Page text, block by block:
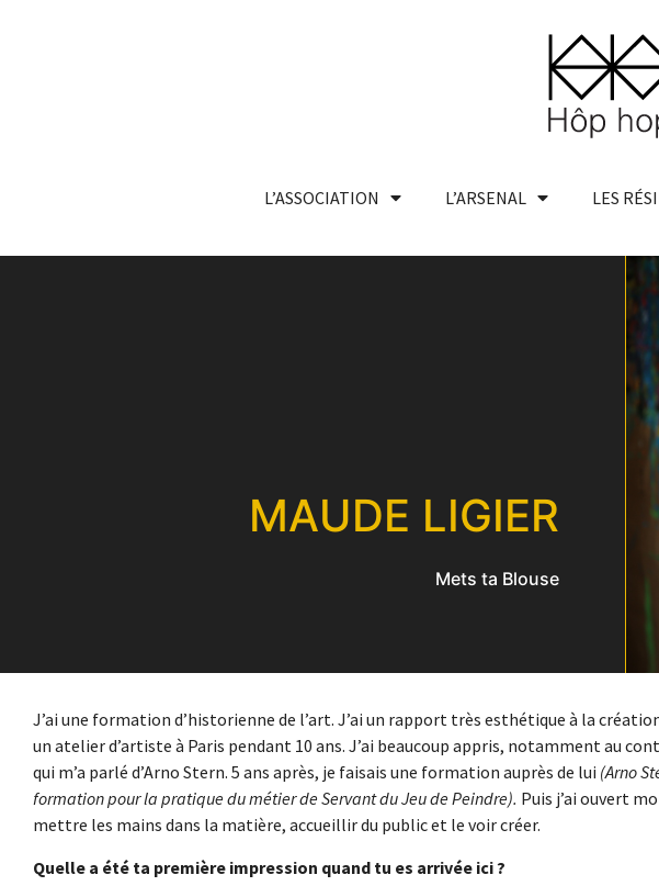
L’ASSOCIATION L’ARSENAL LES
MAUDE LIGIER
Mets ta Blouse
J’ai une formation d’historienne de l’art. J’ai un rapport très esthétique à la
un atelier d’artiste à Paris pendant 10 ans. J’ai beaucoup appris, notamment au
qui m’a parlé d’Arno Stern. 5 ans après, je faisais une formation auprès de lui (Arno
formation pour la pratique du métier de Servant du Jeu de Peindre). Puis j’ai ouvert
mettre les mains dans la matière, accueillir du public et le voir créer.
Quelle a été ta première impression quand tu es arrivée ici ?